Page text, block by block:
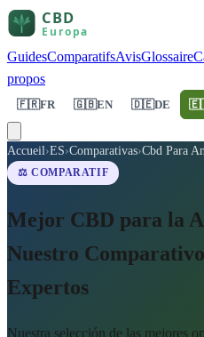
GuidesComparatifsAvisGlossaire
propos
🇫🇷FR 🇬🇧EN 🇩🇪DE
Accueil›ES›Comparativas›Cbd Para
⚖️ COMPARATIF
Mejor CBD para la
Nuestro
Expertos
Nuestra selección de las mejores